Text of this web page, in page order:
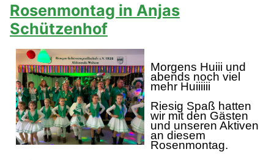
Rosenmontag in Anjas
Schützenhof
Morgens Huiii und
abends noch viel
mehr Huiiiiii
Riesig Spaß hatten
wir mit den Gästen
und unseren Aktiven
an diesem
Rosenmontag.